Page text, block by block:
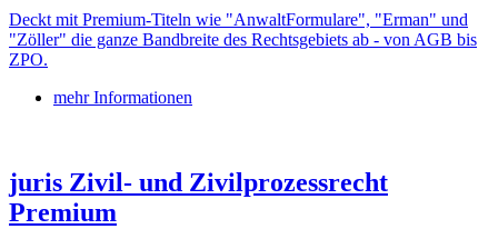
Deckt mit Premium-Titeln wie "AnwaltFormulare", "Erman" und
"Zöller" die ganze Bandbreite des Rechtsgebiets ab - von AGB bis
ZPO.
mehr Informationen
juris Zivil- und Zivilprozessrecht
Premium